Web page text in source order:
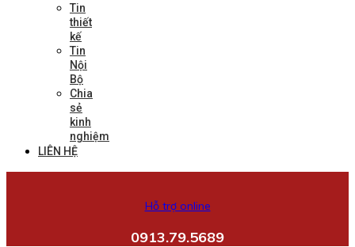
Tin
thiết
kế
Tin
Nội
Bộ
Chia
sẻ
kinh
nghiệm
LIÊN HỆ
Hỗ trợ online
0913.79.5689